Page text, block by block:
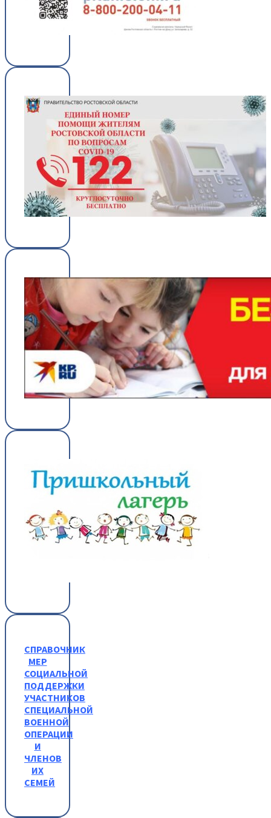
СПРАВОЧНИК
МЕР
СОЦИАЛЬНОЙ
ПОДДЕРЖКИ
УЧАСТНИКОВ
СПЕЦИАЛЬНОЙ
ВОЕННОЙ
ОПЕРАЦИИ
И
ЧЛЕНОВ
ИХ
СЕМЕЙ